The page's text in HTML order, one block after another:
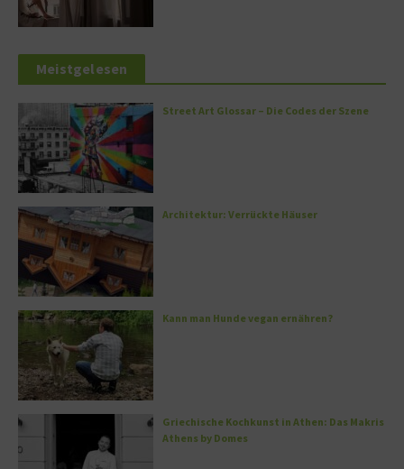
Meistgelesen
Street Art Glossar – Die Codes der Szene
Architektur: Verrückte Häuser
Kann man Hunde vegan ernähren?
Griechische Kochkunst in Athen: Das Makris
Athens by Domes